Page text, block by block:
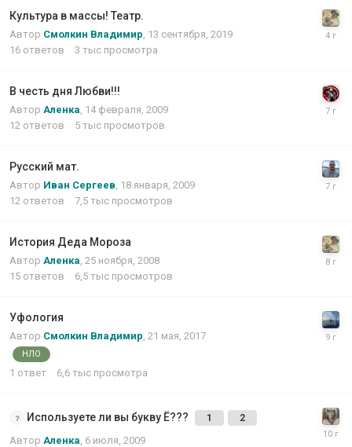
Культура в массы! Театр.
Автор Смолкин Владимир 13 сентября, 2019
16 ответов 3 тыс просмотра
В честь дня Любви!!!
Автор Аленка 14 февраля, 2009
12 ответов 5 тыс просмотров
Русский мат.
Автор Иван Сергеев 18 января, 2009
12 ответов 7,5 тыс просмотров
История Деда Мороза
Автор Аленка 25 ноября, 2008
15 ответов 6,5 тыс просмотров
Уфология
Автор Смолкин Владимир 21 мая, 2017
НЛО
1 ответ 6,6 тыс просмотра
Используете ли вы букву Ё??? 1 2
Автор Аленка 6 июля, 2009